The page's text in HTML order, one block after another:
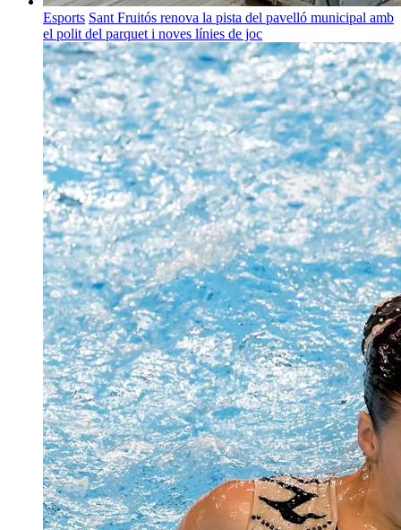
Esports Sant Fruitós renova la pista del pavelló municipal amb
el polit del parquet i noves línies de joc